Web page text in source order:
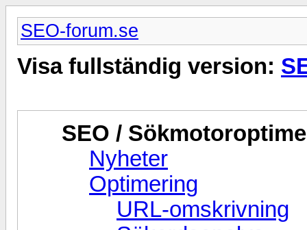
SEO-forum.se
Visa fullständig version:
SEO /
Nyheter
Optimering
URL-omskrivning